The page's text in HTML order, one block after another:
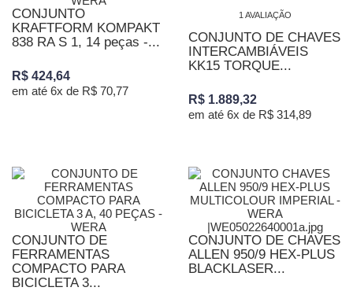
CONJUNTO
KRAFTFORM KOMPAKT
838 RA S 1, 14 peças -...
R$ 424,64
em até 6x de R$ 70,77
1 AVALIAÇÃO
CONJUNTO DE CHAVES
INTERCAMBIÁVEIS
KK15 TORQUE...
R$ 1.889,32
em até 6x de R$ 314,89
CONJUNTO DE
FERRAMENTAS
COMPACTO PARA
BICICLETA 3...
CONJUNTO DE CHAVES
ALLEN 950/9 HEX-PLUS
BLACKLASER...